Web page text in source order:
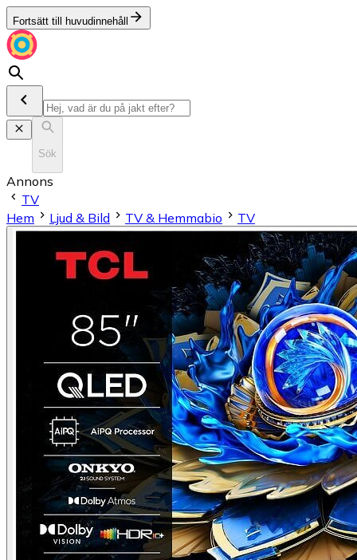
Fortsätt till huvudinnehåll
Sök
Annons
TV
Hem
Ljud & Bild TV & Hemmabio TV